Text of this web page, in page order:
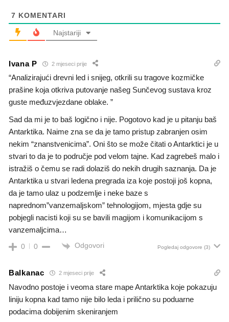
7 KOMENTARI
Najstariji
Ivana P 2 mjeseci prije
“Analizirajući drevni led i snijeg, otkrili su tragove kozmičke
prašine koja otkriva putovanje našeg Sunčevog sustava kroz
guste međuzvjezdane oblake. ”
Sad da mi je to baš logično i nije. Pogotovo kad je u pitanju baš
Antarktika. Naime zna se da je tamo pristup zabranjen osim
nekim “znanstvenicima”. Oni što se može čitati o Antarktici je u
stvari to da je to područje pod velom tajne. Kad zagrebeš malo i
istražiš o čemu se radi dolaziš do nekih drugih saznanja. Da je
Antarktika u stvari ledena pregrada iza koje postoji još kopna,
da je tamo ulaz u podzemlje i neke baze s
naprednom”vanzemaljskom” tehnologijom, mjesta gdje su
pobjegli nacisti koji su se bavili magijom i komunikacijom s
vanzemaljcima…
0 0 Odgovori Pogledaj odgovore (3)
Balkanac 2 mjeseci prije
Navodno postoje i veoma stare mape Antarktika koje pokazuju
liniju kopna kad tamo nije bilo leda i prilično su poduarne
podacima dobijenim skeniranjem